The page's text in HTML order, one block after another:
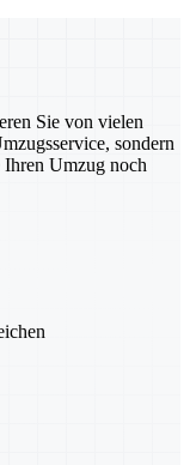
Sie von vielen
sondern
Umzug noch